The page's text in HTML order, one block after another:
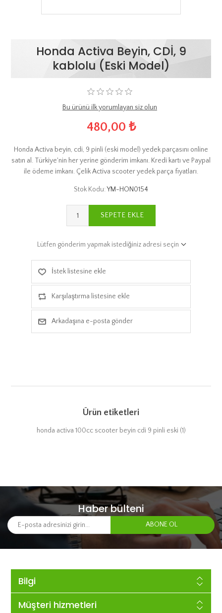
Honda Activa Beyin, CDİ, 9
kablolu (Eski Model)
Bu ürünü ilk yorumlayan siz olun
480,00 ₺
Honda Activa beyin, cdi, 9 pinli (eski model) yedek parçasını online
satın al. Türkiye'nin her yerine gönderim imkanı. Kredi kartı ve Paypal
ile ödeme imkanı. Çelik Activa scooter yedek parça fiyatları.
Stok Kodu:YM-HON0154
SEPETE EKLE
Lütfen gönderim yapmak istediğiniz adresi seçin
İstek listesine ekle
Karşılaştırma listesine ekle
Arkadaşına e-posta gönder
Ürün etiketleri
honda activa 100cc scooter beyin cdi 9 pinli eski (1)
Haber bülteni
Bilgi
Müşteri hizmetleri